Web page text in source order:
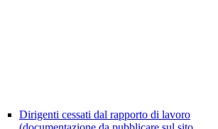
Dirigenti cessati dal rapporto di lavoro